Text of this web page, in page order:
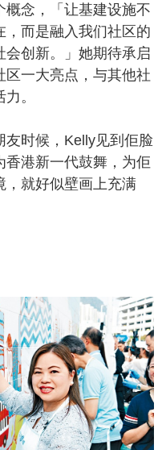
概念，「让基建设施不
而是融入我们社区的
创新。」她期待承启
一大亮点，与其他社
。
时候，Kelly见到佢脸
香港新一代鼓舞，为佢
，就好似壁画上充满